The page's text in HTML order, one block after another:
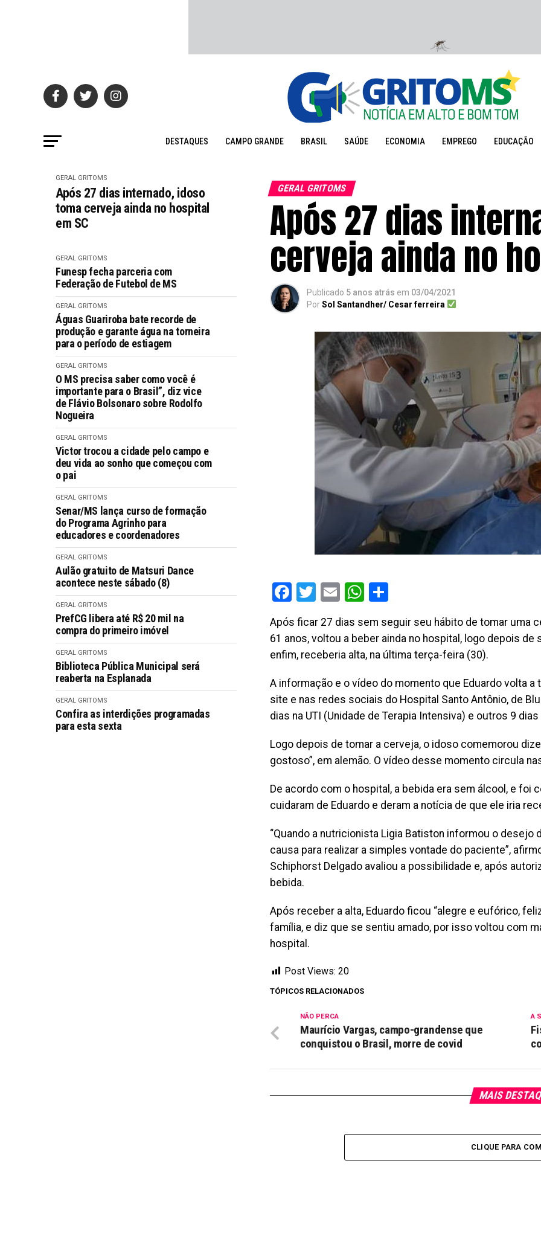
DESTAQUES CAMPO GRANDE BRASIL SAÚDE ECONOMIA EMPREGO EDUCAÇÃO
GERAL GRITOMS
Após 27 dias internado, idoso
toma cerveja ainda no hospital
em SC
GERAL GRITOMS
Funesp fecha parceria com
Federação de Futebol de MS
GERAL GRITOMS
Águas Guariroba bate recorde de
produção e garante água na torneira
para o período de estiagem
GERAL GRITOMS
O MS precisa saber como você é
importante para o Brasil”, diz vice
de Flávio Bolsonaro sobre Rodolfo
Nogueira
GERAL GRITOMS
Victor trocou a cidade pelo campo e
deu vida ao sonho que começou com
o pai
GERAL GRITOMS
Senar/MS lança curso de formação
do Programa Agrinho para
educadores e coordenadores
GERAL GRITOMS
Aulão gratuito de Matsuri Dance
acontece neste sábado (8)
GERAL GRITOMS
PrefCG libera até R$ 20 mil na
compra do primeiro imóvel
GERAL GRITOMS
Biblioteca Pública Municipal será
reaberta na Esplanada
GERAL GRITOMS
Confira as interdições programadas
para esta sexta
GERAL GRITOMS
Após 27 dias
cerveja ainda no
Publicado 5 anos atrás em 03/04/2021
PorSol Santandher/ Cesar ferreira
Facebook
Twitter
EmailWhatsApp
Após ficar 27 dias sem seguir seu hábito de tomar uma
61 anos, voltou a beber ainda no hospital, logo depois
enfim, receberia alta, na última terça-feira (30).
A informação e o vídeo do momento que Eduardo volta
site e nas redes sociais do Hospital Santo Antônio, de
dias na UTI (Unidade de Terapia Intensiva) e outros 9
Logo depois de tomar a cerveja, o idoso comemorou
gostoso”, em alemão. O vídeo desse momento circula
De acordo com o hospital, a bebida era sem álcool, e foi
cuidaram de Eduardo e deram a notícia de que ele iria
“Quando a nutricionista Ligia Batiston informou o desejo
causa para realizar a simples vontade do paciente”,
Schiphorst Delgado avaliou a possibilidade e, após
bebida.
Após receber a alta, Eduardo ficou “alegre e eufórico,
família, e diz que se sentiu amado, por isso voltou com
hospital.
Post Views: 20
TÓPICOS RELACIONADOS
A
NÃO PERCA
Maurício Vargas, campo-grandense que
conquistou o Brasil, morre de covid
MAIS
CLIQUE PARA